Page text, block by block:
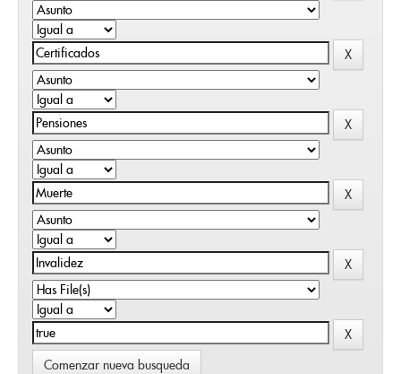
Comenzar nueva busqueda